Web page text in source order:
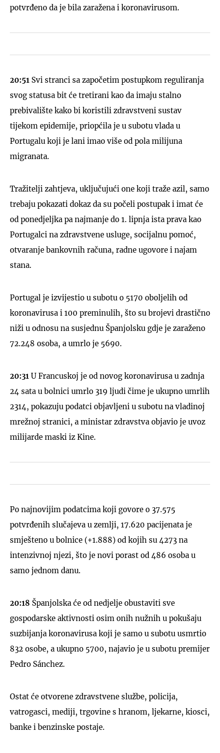
potvrđeno da je bila zaražena i koronavirusom.
20:51 Svi stranci sa započetim postupkom reguliranja
svog statusa bit će tretirani kao da imaju stalno
prebivalište kako bi koristili zdravstveni sustav
tijekom epidemije, priopćila je u subotu vlada u
Portugalu koji je lani imao više od pola milijuna
migranata.
Tražitelji zahtjeva, uključujući one koji traže azil, samo
trebaju pokazati dokaz da su počeli postupak i imat će
od ponedjeljka pa najmanje do 1. lipnja ista prava kao
Portugalci na zdravstvene usluge, socijalnu pomoć,
otvaranje bankovnih računa, radne ugovore i najam
stana.
Portugal je izvijestio u subotu o 5170 oboljelih od
koronavirusa i 100 preminulih, što su brojevi drastično
niži u odnosu na susjednu Španjolsku gdje je zaraženo
72.248 osoba, a umrlo je 5690.
20:31 U Francuskoj je od novog koronavirusa u zadnja
24 sata u bolnici umrlo 319 ljudi čime je ukupno umrlih
2314, pokazuju podatci objavljeni u subotu na vladinoj
mrežnoj stranici, a ministar zdravstva objavio je uvoz
milijarde maski iz Kine.
Po najnovijim podatcima koji govore o 37.575
potvrđenih slučajeva u zemlji, 17.620 pacijenata je
smješteno u bolnice (+1.888) od kojih su 4273 na
intenzivnoj njezi, što je novi porast od 486 osoba u
samo jednom danu.
20:18 Španjolska će od nedjelje obustaviti sve
gospodarske aktivnosti osim onih nužnih u pokušaju
suzbijanja koronavirusa koji je samo u subotu usmrtio
832 osobe, a ukupno 5700, najavio je u subotu premijer
Pedro Sánchez.
Ostat će otvorene zdravstvene službe, policija,
vatrogasci, mediji, trgovine s hranom, ljekarne, kiosci,
banke i benzinske postaje.